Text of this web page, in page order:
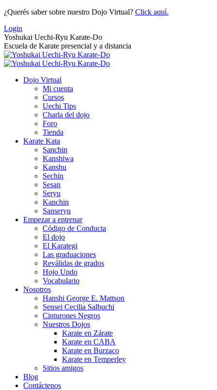
Saltar
contenido
¿Querés saber sobre nuestro Dojo Virtual? Click aquí.
Login
Yoshukai Uechi-Ryu Karate-Do
Escuela de Karate presencial y a distancia
Dojo Virtual
Mi cuenta
Cursos
Uechi Tips
Charla del dojo
Foro
Tienda
Karate Kata
Sanchin
Kanshiwa
Kanshu
Sechin
Sesan
Seryu
Kanchin
Sanseryu
Empezar a entrenar
Código de Conducta
El dojo
El Karategi
Las graduaciones
Reválidas de grados
Hojo Undo
Vocabulario
Nosotros
Hanshi George E. Mattson
Sensei Cecilia Salbuchi
Cinturones Negros
Nuestros Dojos
Karate en Zárate
Karate en CABA
Karate en Burzaco
Karate en Temperley
Sitios amigos
Blog
Contáctenos